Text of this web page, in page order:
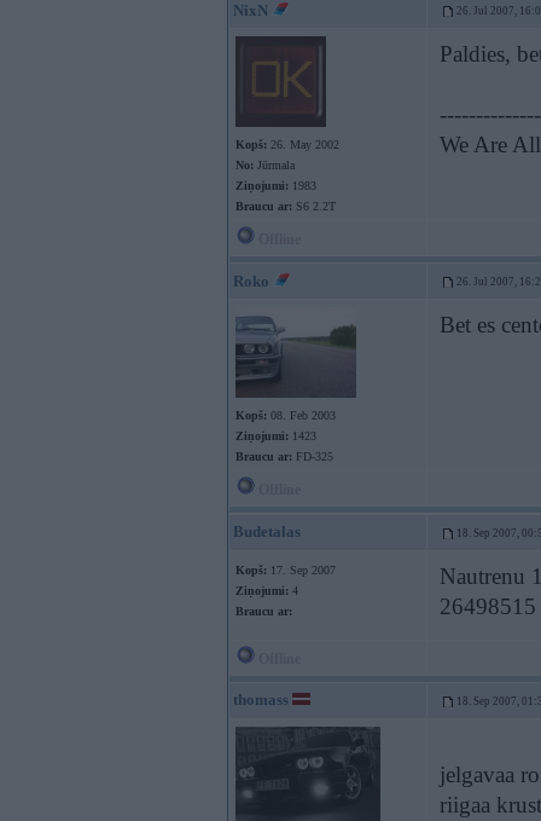
NixN 26. Jul 2007,
Kopš: 26. May 2002
No: Jūrmala
Ziņojumi: 1983
Braucu ar: S6 2.2T
Paldies,
We Are
Roko 26. Jul 2007,
Kopš: 08. Feb 2003
Ziņojumi: 1423
Braucu ar: FD-325
Bet es
Budetalas 18. Sep 2007,
Kopš: 17. Sep 2007
Ziņojumi: 4
Braucu ar:
Nautrenu
26498515
thomass 18. Sep 2007,
jelgavaa
riigaa